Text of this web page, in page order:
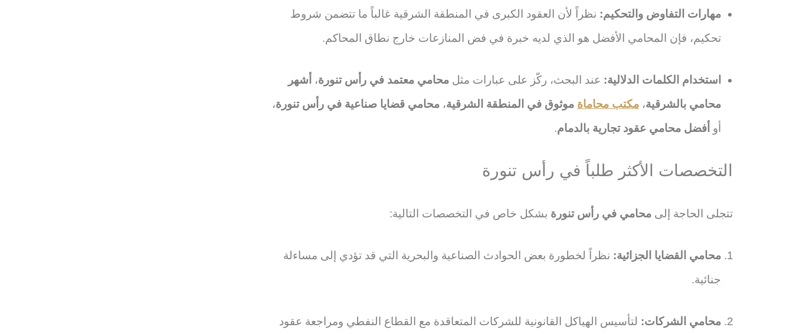
مهارات التفاوض والتحكيم: نظراً لأن العقود الكبرى في المنطقة الشرقية غالباً ما تتضمن شروط
تحكيم، فإن المحامي الأفضل هو الذي لديه خبرة في فض المنازعات خارج نطاق المحاكم.
استخدام الكلمات الدلالية: عند البحث، ركّز على عبارات مثل محامي معتمد في رأس تنورة،
أشهر
محامي بالشرقية، مكتب محاماة موثوق في المنطقة الشرقية، محامي قضايا صناعية في رأس تنورة،
أو أفضل محامي عقود تجارية بالدمام.
التخصصات الأكثر طلباً في رأس تنورة
تتجلى الحاجة إلى محامي في رأس تنورة بشكل خاص في التخصصات التالية:
محامي القضايا الجزائية: نظراً لخطورة بعض الحوادث الصناعية والبحرية التي قد تؤدي إلى مساءلة
جنائية.
محامي الشركات: لتأسيس الهياكل القانونية للشركات المتعاقدة مع القطاع النفطي ومراجعة عقود